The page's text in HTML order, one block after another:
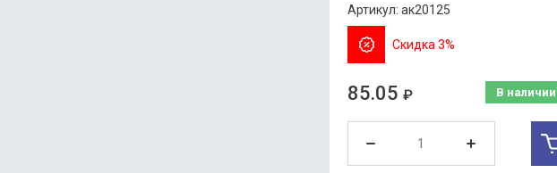
Артикул: ак20125
Скидка 3%
В наличии
85.05 ₽